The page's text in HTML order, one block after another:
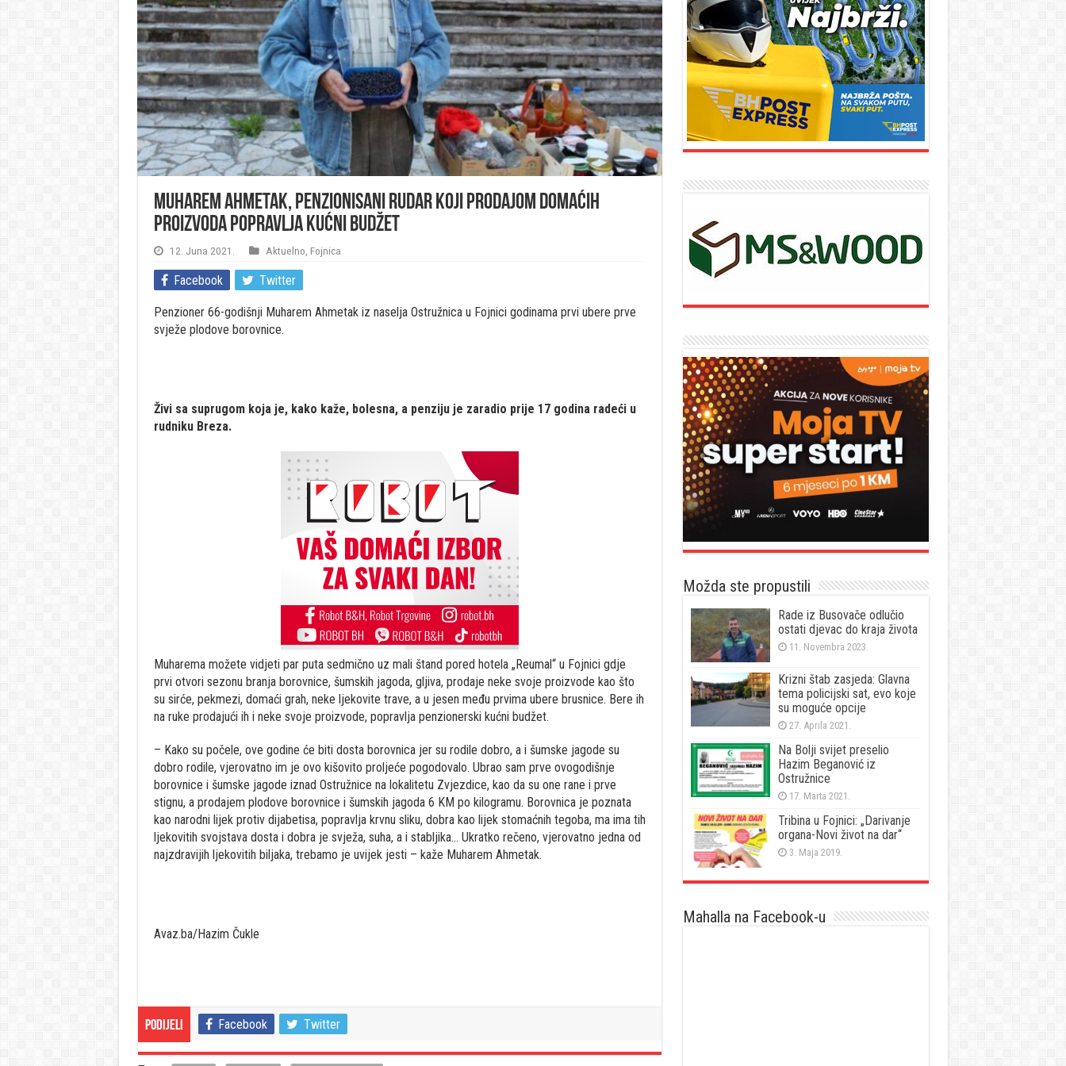
Muharem Ahmetak, penzionisani rudar koji prodajom domaćih
proizvoda popravlja kućni budžet
12. Juna 2021. Aktuelno Fojnica
Facebook Twitter
Penzioner 66-godišnji Muharem Ahmetak iz naselja Ostružnica u Fojnici godinama prvi ubere prve
svježe plodove borovnice.
Živi sa suprugom koja je, kako kaže, bolesna, a penziju je zaradio prije 17 godina radeći u
rudniku Breza.
Muharema možete vidjeti par puta sedmično uz mali štand pored hotela „Reumal“ u Fojnici gdje
prvi otvori sezonu branja borovnice, šumskih jagoda, gljiva, prodaje neke svoje proizvode kao što
su sirće, pekmezi, domaći grah, neke ljekovite trave, a u jesen među prvima ubere brusnice. Bere ih
na ruke prodajući ih i neke svoje proizvode, popravlja penzionerski kućni budžet.
– Kako su počele, ove godine će biti dosta borovnica jer su rodile dobro, a i šumske jagode su
dobro rodile, vjerovatno im je ovo kišovito proljeće pogodovalo. Ubrao sam prve ovogodišnje
borovnice i šumske jagode iznad Ostružnice na lokalitetu Zvjezdice, kao da su one rane i prve
stignu, a prodajem plodove borovnice i šumskih jagoda 6 KM po kilogramu. Borovnica je poznata
kao narodni lijek protiv dijabetisa, popravlja krvnu sliku, dobra kao lijek stomaćnih tegoba, ma ima tih
ljekovitih svojstava dosta i dobra je svježa, suha, a i stabljika… Ukratko rečeno, vjerovatno jedna od
najzdravijih ljekovitih biljaka, trebamo je uvijek jesti – kaže Muharem Ahmetak.
Avaz.ba/Hazim Čukle
Podijeli Facebook Twitter
Možda ste propustili
Rade iz Busovače odlučio
ostati djevac do kraja života
11. Novembra 2023.
Krizni štab zasjeda: Glavna
tema policijski sat, evo koje
su moguće opcije
27. Aprila 2021.
Na Bolji svijet preselio
Hazim Beganović iz
Ostružnice
17. Marta 2021.
Tribina u Fojnici: „Darivanje
organa-Novi život na dar“
3. Maja 2019.
Mahalla na Facebook-u